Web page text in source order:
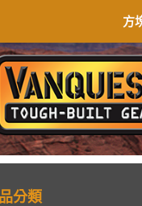
方
商
分類